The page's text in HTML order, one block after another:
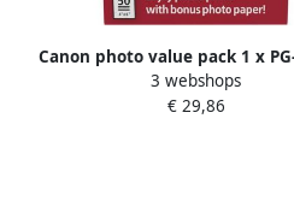
Canon photo value pack 1 x
x CL-576 100 pagina&apos;s
5438C004 4 kleuren
3 webshops
€ 29,86